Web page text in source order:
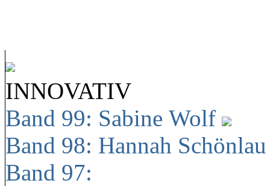
INNOVATIV
Band 99: Sabine Wolf
Band 98: Hannah
Band 97: